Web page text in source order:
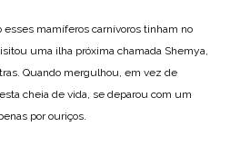
esses mamíferos carnívoros tinham no
uma ilha próxima chamada Shemya,
Quando mergulhou, em vez de
cheia de vida, se deparou com um
por ouriços.